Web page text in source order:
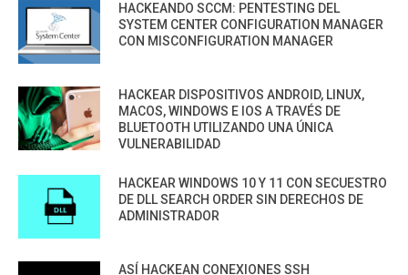
HACKEANDO SCCM: PENTESTING DEL
SYSTEM CENTER CONFIGURATION MANAGER
CON MISCONFIGURATION MANAGER
HACKEAR DISPOSITIVOS ANDROID, LINUX,
MACOS, WINDOWS E IOS A TRAVÉS DE
BLUETOOTH UTILIZANDO UNA ÚNICA
VULNERABILIDAD
HACKEAR WINDOWS 10 Y 11 CON SECUESTRO
DE DLL SEARCH ORDER SIN DERECHOS DE
ADMINISTRADOR
ASÍ HACKEAN CONEXIONES SSH